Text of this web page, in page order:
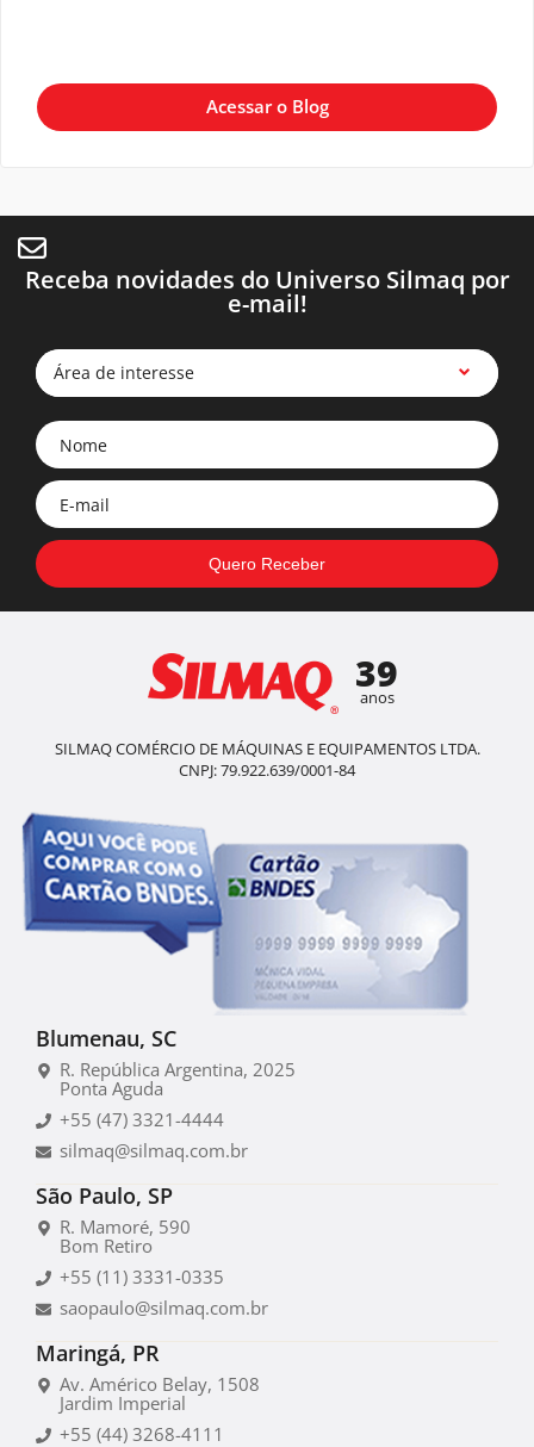
Acessar o Blog
Receba novidades do Universo Silmaq por
e-mail!
Área de interesse
39
anos
SILMAQ COMÉRCIO DE MÁQUINAS E EQUIPAMENTOS LTDA.
CNPJ: 79.922.639/0001-84
Blumenau, SC
R. República Argentina, 2025
Ponta Aguda
+55 (47) 3321-4444
silmaq@silmaq.com.br
São Paulo, SP
R. Mamoré, 590
Bom Retiro
+55 (11) 3331-0335
saopaulo@silmaq.com.br
Maringá, PR
Av. Américo Belay, 1508
Jardim Imperial
+55 (44) 3268-4111